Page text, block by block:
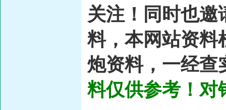
关注！同时也邀
料，本网站资料
炮资料，一经查
料仅供参考！对